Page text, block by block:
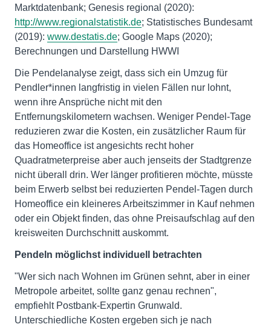
Marktdatenbank; Genesis regional (2020):
http://www.regionalstatistik.de; Statistisches Bundesamt
(2019): www.destatis.de; Google Maps (2020);
Berechnungen und Darstellung HWWI
Die Pendelanalyse zeigt, dass sich ein Umzug für
Pendler*innen langfristig in vielen Fällen nur lohnt,
wenn ihre Ansprüche nicht mit den
Entfernungskilometern wachsen. Weniger Pendel-Tage
reduzieren zwar die Kosten, ein zusätzlicher Raum für
das Homeoffice ist angesichts recht hoher
Quadratmeterpreise aber auch jenseits der Stadtgrenze
nicht überall drin. Wer länger profitieren möchte, müsste
beim Erwerb selbst bei reduzierten Pendel-Tagen durch
Homeoffice ein kleineres Arbeitszimmer in Kauf nehmen
oder ein Objekt finden, das ohne Preisaufschlag auf den
kreisweiten Durchschnitt auskommt.
Pendeln möglichst individuell betrachten
"Wer sich nach Wohnen im Grünen sehnt, aber in einer
Metropole arbeitet, sollte ganz genau rechnen",
empfiehlt Postbank-Expertin Grunwald.
Unterschiedliche Kosten ergeben sich je nach